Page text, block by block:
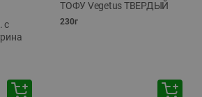
с
ТОФУ Vegetus ТВЕРДЫЙ
230г